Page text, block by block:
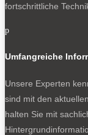
fortschrittliche
p
Umfangreiche
Unsere Experten
sind mit den
halten Sie mit